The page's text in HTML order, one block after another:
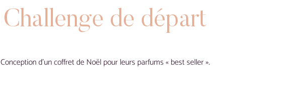
Challenge de départ
Conception d’un coffret de Noël pour leurs parfums « best seller ».